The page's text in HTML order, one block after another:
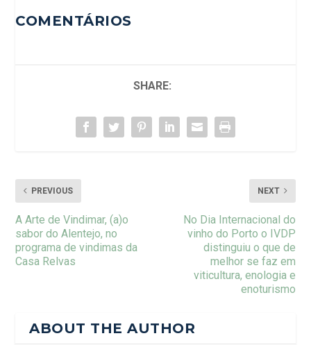
COMENTÁRIOS
SHARE:
PREVIOUS
A Arte de Vindimar, (a)o
sabor do Alentejo, no
programa de vindimas da
Casa Relvas
NEXT
No Dia Internacional do
vinho do Porto o IVDP
distinguiu o que de
melhor se faz em
viticultura, enologia e
enoturismo
ABOUT THE AUTHOR